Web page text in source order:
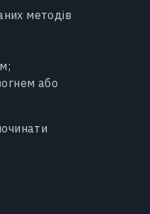
методів
або